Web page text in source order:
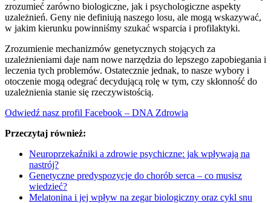
zrozumieć zarówno biologiczne, jak i psychologiczne aspekty
uzależnień. Geny nie definiują naszego losu, ale mogą wskazywać,
w jakim kierunku powinniśmy szukać wsparcia i profilaktyki.
Zrozumienie mechanizmów genetycznych stojących za
uzależnieniami daje nam nowe narzędzia do lepszego zapobiegania i
leczenia tych problemów. Ostatecznie jednak, to nasze wybory i
otoczenie mogą odegrać decydującą rolę w tym, czy skłonność do
uzależnienia stanie się rzeczywistością.
Odwiedź nasz profil Facebook – DNA Zdrowia
Przeczytaj również:
Neuroprzekaźniki a zdrowie psychiczne: jak wpływają na
nastrój?
Genetyczne predyspozycje do chorób serca – co musisz
wiedzieć?
Melatonina i jej wpływ na zegar biologiczny oraz cykl snu